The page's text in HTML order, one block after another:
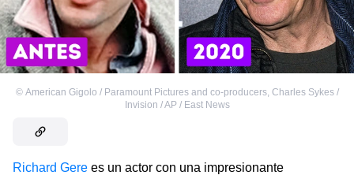
© American Gigolo / Paramount Pictures and co-producers, Charles Sykes /
Invision / AP / East News
Richard Gere es un actor con una impresionante